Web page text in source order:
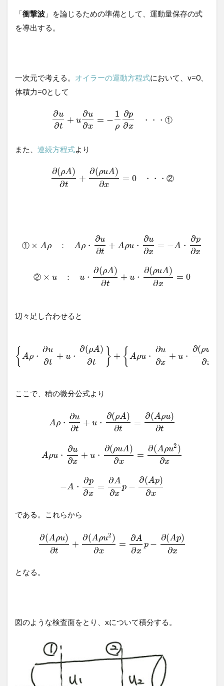
「衝撃波 」を論じるための準備として、運動量保存の式
を導出する。
一次元で考える。 オイラーの運動方程式において、v=0、
体積力=0として
∂u
∂t
+ u
∂u
∂x
= −
1
ρ
∂p
∂x
・ ・ ・ ①
また、 連続方程式より
∂(ρA)
∂t
+
∂(ρuA)
∂x
= 0 ・ ・ ・ ②
① × Aρ ： Aρ・
∂u
∂t
+ Aρu ・
∂u
∂x
= −A ・
∂p
∂x
② × u ： u・
∂(ρA)
∂t
+ u ・
∂(ρuA)
∂x
= 0
辺々足し合わせると
{Aρ・
∂u
∂t
+ u・
∂(ρA)
∂t } + {Aρu ・
∂u
∂x
+ u ・
∂(ρu
∂x
ここで、積の微分公式より
Aρ・
∂u
∂t
+ u ・
∂(ρA)
∂t
=
∂(Aρu)
∂t
Aρu ・
∂u
∂x
+ u ・
∂(ρuA)
∂x
=
∂(Aρu2 )
∂x
−A ・
∂p
∂x
=
∂A
∂x
p −
∂(Ap)
∂x
である。これらから
∂(Aρu)
∂t
+
∂(Aρu2 )
∂x
=
∂A
∂x
p −
∂(Ap)
∂x
となる。
図のような検査面をとり、xについて積分する。